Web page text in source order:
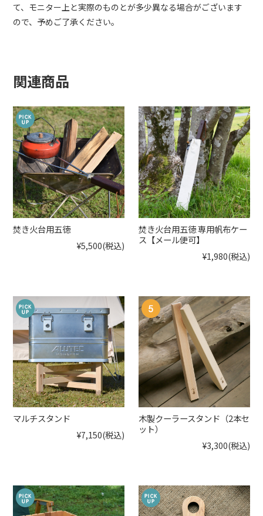
て、モニター上と実際のものとが多少異なる場合がございます
ので、予めご了承ください。
関連商品
焚き火台用五徳
¥5,500(税込)
焚き火台用五徳 専用帆布ケー
ス【メール便可】
¥1,980(税込)
マルチスタンド
¥7,150(税込)
木製クーラースタンド（2本セ
ット）
¥3,300(税込)